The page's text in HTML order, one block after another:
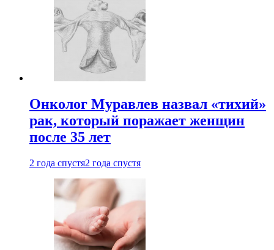
Онколог Муравлев назвал «тихий»
рак, который поражает женщин
после 35 лет
2 года спустя2 года спустя